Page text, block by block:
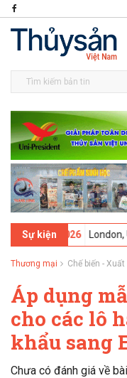
Sự kiện
02-2026 London, UK -
Thương mại Chế biến -
Áp dụng
cho các lô
khẩu sang
Chưa có đánh giá về